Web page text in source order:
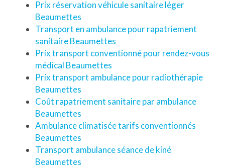
Prix réservation véhicule sanitaire léger
Beaumettes
Transport en ambulance pour rapatriement
sanitaire Beaumettes
Prix transport conventionné pour rendez-vous
médical Beaumettes
Prix transport ambulance pour radiothérapie
Beaumettes
Coût rapatriement sanitaire par ambulance
Beaumettes
Ambulance climatisée tarifs conventionnés
Beaumettes
Transport ambulance séance de kiné
Beaumettes